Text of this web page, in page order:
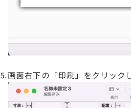
5.画面右下の「印刷」をクリック